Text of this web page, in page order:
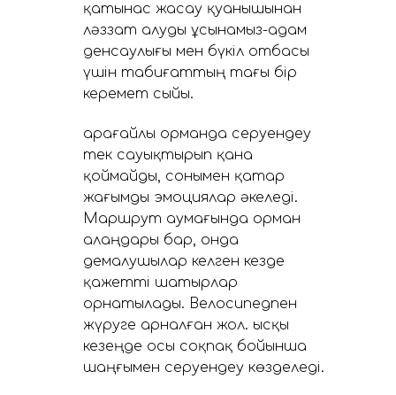
қатынас жасау қуанышынан
ләззат алуды ұсынамыз-адам
денсаулығы мен бүкіл отбасы
үшін табиғаттың тағы бір
керемет сыйы.
Қарағайлы орманда серуендеу
тек сауықтырып қана
қоймайды, сонымен қатар
жағымды эмоциялар әкеледі.
Маршрут аумағында орман
алаңдары бар, онда
демалушылар келген кезде
қажетті шатырлар
орнатылады. Велосипедпен
жүруге арналған жол. Қысқы
кезеңде осы соқпақ бойынша
шаңғымен серуендеу көзделеді.